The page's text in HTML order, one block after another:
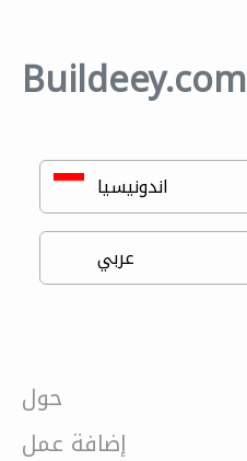
Buildeey.com
حول
إضافة عمل